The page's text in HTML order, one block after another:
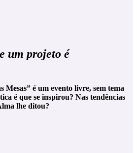
um projeto é
Mesas” é um evento livre, sem tema
é que se inspirou? Nas tendências
lhe ditou?